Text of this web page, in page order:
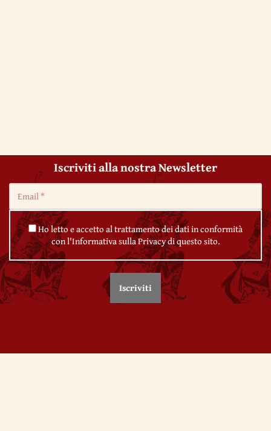
Iscriviti alla nostra Newsletter
Ho letto e accetto al trattamento dei dati in conformità
con l'Informativa sulla Privacy di questo sito.